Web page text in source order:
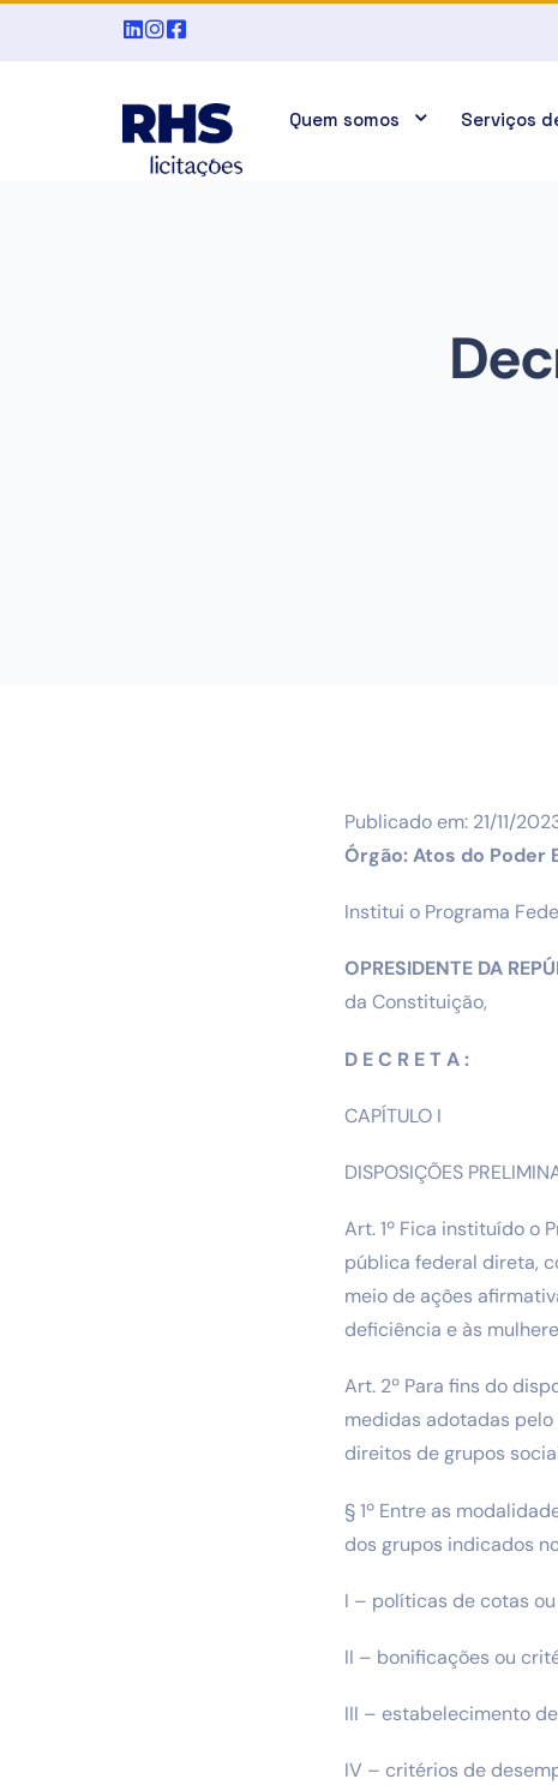
Quem somos Serviços
Publicado em: 21/11/
Órgão: Atos do Poder
Institui o Programa
OPRESIDENTE DA
da Constituição,
D E C R E T A :
CAPÍTULO I
DISPOSIÇÕES
Art. 1º Fica instituído o
pública federal direta,
meio de ações
deficiência e às
Art. 2º Para fins do
medidas adotadas
direitos de grupos
§ 1º Entre as
dos grupos indicados
I – políticas de cotas
II – bonificações ou
III – estabelecimento
IV – critérios de